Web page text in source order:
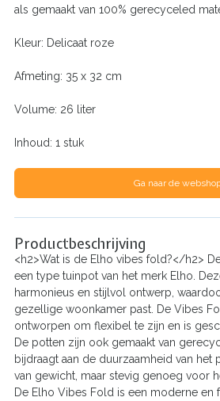
als gemaakt van 100% gerecyceled
Kleur: Delicaat roze
Afmeting: 35 x 32 cm
Volume: 26 liter
Inhoud: 1 stuk
Ga naar de
Productbeschrijving
<h2>Wat is de Elho vibes fold?</h2>
een type tuinpot van het merk Elho.
harmonieus en stijlvol ontwerp,
gezellige woonkamer past. De Vibes
ontworpen om flexibel te zijn en is
De potten zijn ook gemaakt van
bijdraagt aan de duurzaamheid van
van gewicht, maar stevig genoeg voor
De Elho Vibes Fold is een moderne